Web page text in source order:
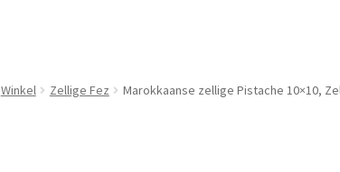
Winkel Zellige Fez Marokkaanse zellige Pistache 10×10,